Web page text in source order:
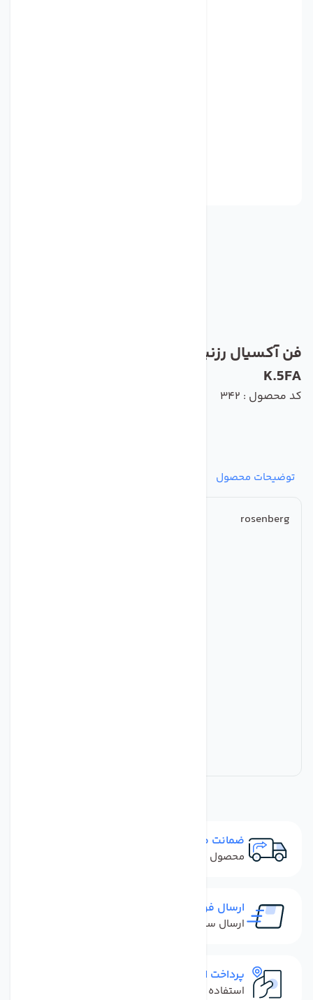
K.5FA
کد محصول : 342
توضیحات محصول
rosenberg
ضمانت مرجوعی
محصول نباید آسیب دیده باشد
ارسال فوری
ارسال سفارش در کمترین زمان ممکن
پرداخت امن
استفاده از روش‌های پرداخت امن